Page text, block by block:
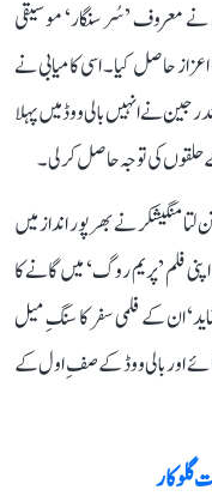
آیا جب انہوں نے معروف ’سُر سنگار‘ موسیقی
حاصل کیا۔ اسی کامیابی نے
نے انہیں بالی ووڈ میں پہلا
حلقوں کی توجہ حاصل کر لی۔
منگیشکر نے بھرپور انداز میں
فلم ’پریم روگ‘ میں گانے کا
ان کے فلمی سفر کا سنگِ میل
اور بالی ووڈ کے صفِ اول کے
گلوکار